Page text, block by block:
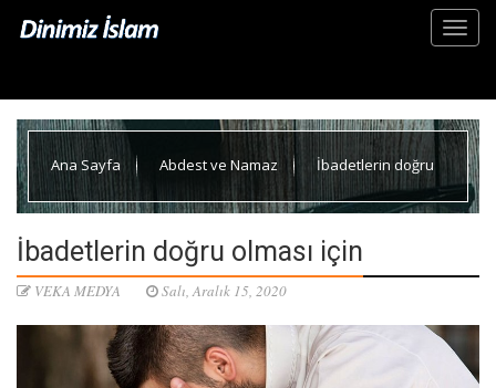
Ana Sayfa Abdest ve Namaz İbadetlerin doğru
İbadetlerin doğru olması için
VEKA MEDYA Salı, Aralık 15, 2020